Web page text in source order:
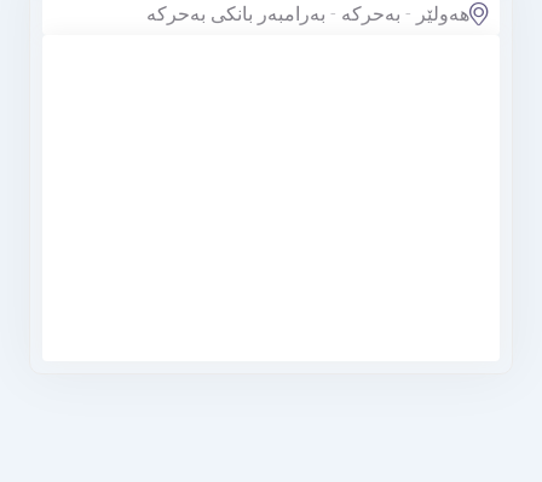
هەولێر - بەحرکە - بەرامبەر بانکی بەحرکە